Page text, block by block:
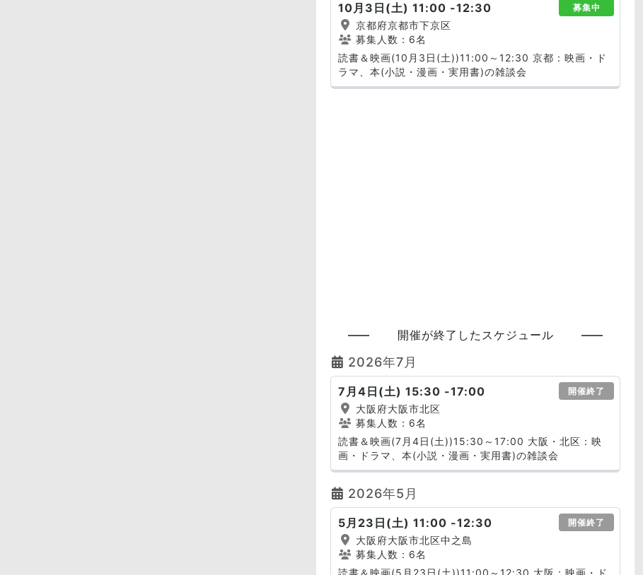
10月3日(土) 11:00 -12:30 募集中
京都府京都市下京区
募集人数：6名
読書＆映画(10月3日(土))11:00～12:30 京都：映画・ド
ラマ、本(小説・漫画・実用書)の雑談会
開催が終了したスケジュール
2026年7月
7月4日(土) 15:30 -17:00 開催終了
大阪府大阪市北区
募集人数：6名
読書＆映画(7月4日(土))15:30～17:00 大阪・北区：映
画・ドラマ、本(小説・漫画・実用書)の雑談会
2026年5月
5月23日(土) 11:00 -12:30 開催終了
大阪府大阪市北区中之島
募集人数：6名
読書＆映画(5月23日(土))11:00～12:30 大阪：映画・ド